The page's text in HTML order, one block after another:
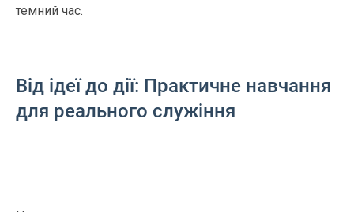
темний час.
Від ідеї до дії: Практичне навчання
для реального служіння